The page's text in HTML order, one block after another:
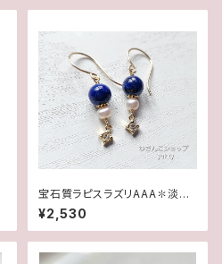
宝石質ラピスラズリAAA✽淡水
パール14kgfピアス/イヤリング
¥2,530